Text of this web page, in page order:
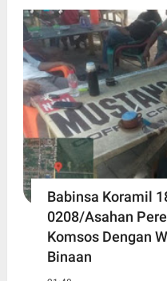
Babinsa Koramil
0208/Asahan
Komsos Dengan
Binaan